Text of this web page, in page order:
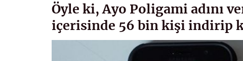
Öyle ki, Ayo Poligami adını
içerisinde 56 bin kişi indirip